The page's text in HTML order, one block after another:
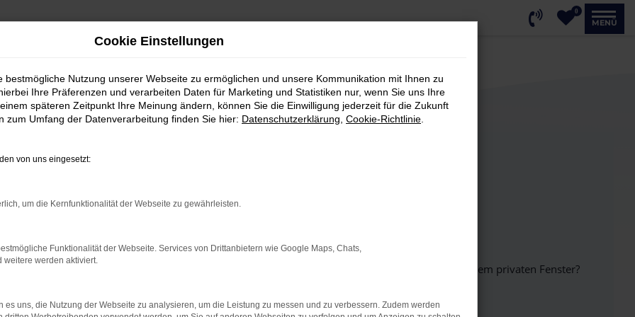
0
MENÜ
bestimmter Seiten verhindern. Funktioniert die Seite in einem anderen Browser oder in einem privaten Fenster?
beheben.
Cookie Einstellungen
bestmögliche Nutzung unserer Webseite zu ermöglichen und unsere Kommunikation mit Ihnen zu
Ihre Präferenzen und verarbeiten Daten für Marketing und Statistiken nur, wenn Sie uns Ihre
späteren Zeitpunkt Ihre Meinung ändern, können Sie die Einwilligung jederzeit für die Zukunft
zum Umfang der Datenverarbeitung finden Sie hier: Datenschutzerklärung Cookie-Richtlinie
von uns eingesetzt:
um die Kernfunktionalität der Webseite zu gewährleisten.
Funktionalität der Webseite. Services von Drittanbietern wie Google Maps, Chats,
weitere werden aktiviert.
es uns, die Nutzung der Webseite zu analysieren, um die Leistung zu messen und zu verbessern. Zudem werden